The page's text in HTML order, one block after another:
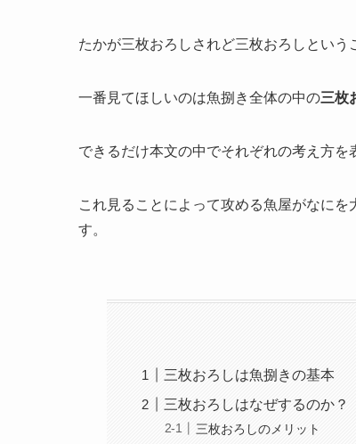
たかが三枚おろしされど三枚おろしという
一番見てほしいのは魚捌き全体の中の三枚
できるだけ本文の中でそれぞれの考え方を
これ見ることによって攻める魚屋がなに
す。
三枚おろしは魚捌きの基本
三枚おろしはなぜするのか？
三枚おろしのメリット